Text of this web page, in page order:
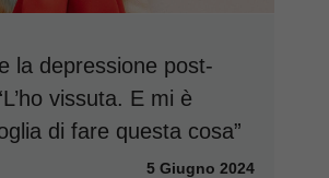
la depressione post-
vissuta. E mi è
di fare questa cosa”
5 Giugno 2024